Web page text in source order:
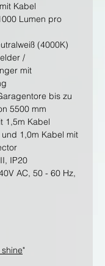
Kabel
Lumen pro
(4000K)
/
mit
bis zu
5500 mm
1,5m Kabel
1,0m Kabel mit
IP20
AC, 50 - 60 Hz,
"